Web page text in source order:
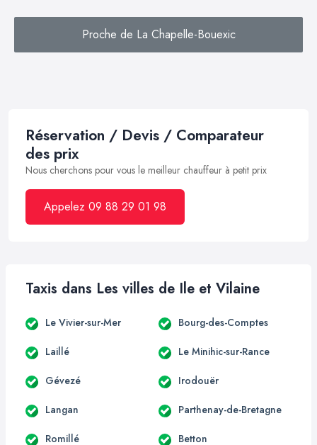
Proche de La Chapelle-Bouexic
Réservation / Devis / Comparateur
des prix
Nous cherchons pour vous le meilleur chauffeur à petit prix
Appelez 09 88 29 01 98
Taxis dans Les villes de Ile et Vilaine
Le Vivier-sur-Mer Bourg-des-Comptes
Laillé Le Minihic-sur-Rance
Gévezé Irodouër
Langan Parthenay-de-Bretagne
Romillé Betton